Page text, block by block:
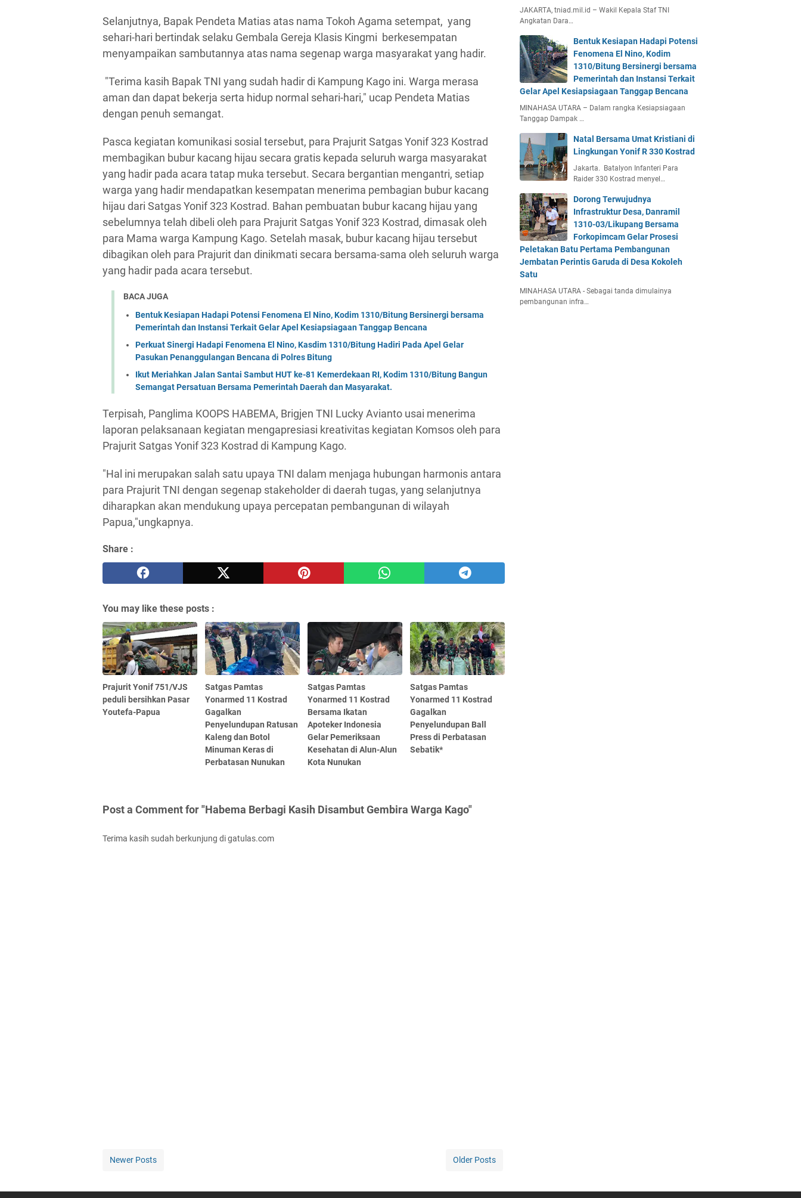
Selanjutnya, Bapak Pendeta Matias atas nama Tokoh Agama setempat, yang
sehari-hari bertindak selaku Gembala Gereja Klasis Kingmi berkesempatan
menyampaikan sambutannya atas nama segenap warga masyarakat yang hadir.
"Terima kasih Bapak TNI yang sudah hadir di Kampung Kago ini. Warga merasa
aman dan dapat bekerja serta hidup normal sehari-hari," ucap Pendeta Matias
dengan penuh semangat.
Pasca kegiatan komunikasi sosial tersebut, para Prajurit Satgas Yonif 323 Kostrad
membagikan bubur kacang hijau secara gratis kepada seluruh warga masyarakat
yang hadir pada acara tatap muka tersebut. Secara bergantian mengantri, setiap
warga yang hadir mendapatkan kesempatan menerima pembagian bubur kacang
hijau dari Satgas Yonif 323 Kostrad. Bahan pembuatan bubur kacang hijau yang
sebelumnya telah dibeli oleh para Prajurit Satgas Yonif 323 Kostrad, dimasak oleh
para Mama warga Kampung Kago. Setelah masak, bubur kacang hijau tersebut
dibagikan oleh para Prajurit dan dinikmati secara bersama-sama oleh seluruh warga
yang hadir pada acara tersebut.
BACA JUGA
Bentuk Kesiapan Hadapi Potensi Fenomena El Nino, Kodim 1310/Bitung Bersinergi bersama
Pemerintah dan Instansi Terkait Gelar Apel Kesiapsiagaan Tanggap Bencana
Perkuat Sinergi Hadapi Fenomena El Nino, Kasdim 1310/Bitung Hadiri Pada Apel Gelar
Pasukan Penanggulangan Bencana di Polres Bitung
Ikut Meriahkan Jalan Santai Sambut HUT ke-81 Kemerdekaan RI, Kodim 1310/Bitung Bangun
Semangat Persatuan Bersama Pemerintah Daerah dan Masyarakat.
Terpisah, Panglima KOOPS HABEMA, Brigjen TNI Lucky Avianto usai menerima
laporan pelaksanaan kegiatan mengapresiasi kreativitas kegiatan Komsos oleh para
Prajurit Satgas Yonif 323 Kostrad di Kampung Kago.
"Hal ini merupakan salah satu upaya TNI dalam menjaga hubungan harmonis antara
para Prajurit TNI dengan segenap stakeholder di daerah tugas, yang selanjutnya
diharapkan akan mendukung upaya percepatan pembangunan di wilayah
Papua,"ungkapnya.
Share :
You may like these posts :
Prajurit Yonif 751/VJS
peduli bersihkan Pasar
Youtefa-Papua
Satgas Pamtas
Yonarmed 11 Kostrad
Gagalkan
Penyelundupan Ratusan
Kaleng dan Botol
Minuman Keras di
Perbatasan Nunukan
Satgas Pamtas
Yonarmed 11 Kostrad
Bersama Ikatan
Apoteker Indonesia
Gelar Pemeriksaan
Kesehatan di Alun-Alun
Kota Nunukan
Satgas Pamtas
Yonarmed 11 Kostrad
Gagalkan
Penyelundupan Ball
Press di Perbatasan
Sebatik*
Post a Comment for "Habema Berbagi Kasih Disambut Gembira Warga Kago"
Terima kasih sudah berkunjung di gatulas.com
Newer Posts Older Posts
JAKARTA, tniad.mil.id – Wakil Kepala Staf TNI
Angkatan Dara…
Bentuk Kesiapan Hadapi Potensi
Fenomena El Nino, Kodim
1310/Bitung Bersinergi bersama
Pemerintah dan Instansi Terkait
Gelar Apel Kesiapsiagaan Tanggap Bencana
MINAHASA UTARA – Dalam rangka Kesiapsiagaan
Tanggap Dampak …
Natal Bersama Umat Kristiani di
Lingkungan Yonif R 330 Kostrad
Jakarta. Batalyon Infanteri Para
Raider 330 Kostrad menyel…
Dorong Terwujudnya
Infrastruktur Desa, Danramil
1310-03/Likupang Bersama
Forkopimcam Gelar Prosesi
Peletakan Batu Pertama Pembangunan
Jembatan Perintis Garuda di Desa Kokoleh
Satu
MINAHASA UTARA - Sebagai tanda dimulainya
pembangunan infra…